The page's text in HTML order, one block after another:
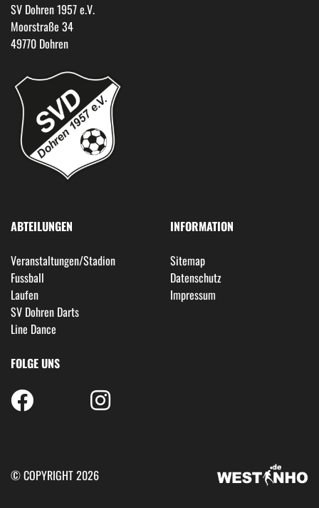
SV Dohren 1957 e.V.
Moorstraße 34
49770 Dohren
ABTEILUNGEN
Veranstaltungen/Stadion
Fussball
Laufen
SV Dohren Darts
Line Dance
INFORMATION
Sitemap
Datenschutz
Impressum
FOLGE UNS
© COPYRIGHT 2026